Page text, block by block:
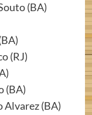
(BA)
(RJ)
(BA)
Alvarez (BA)